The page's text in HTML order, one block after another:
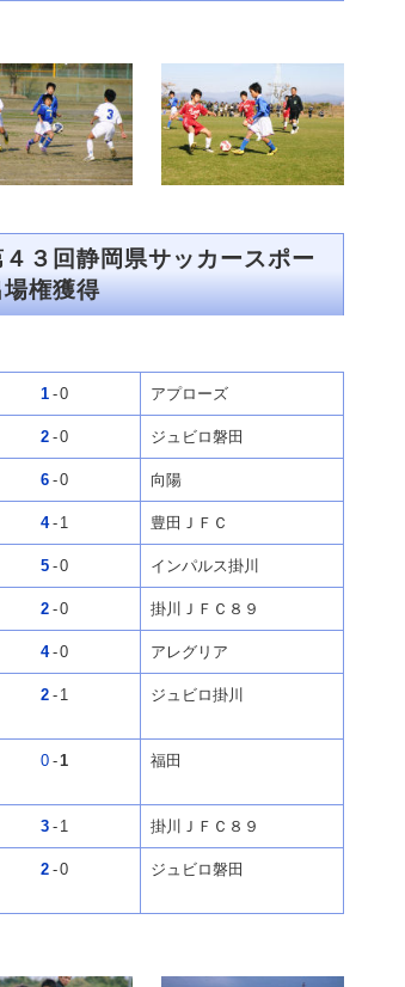
３回静岡県サッカースポー
権獲得
1 -0 アプローズ
2 -0 ジュビロ磐田
6 -0 向陽
4- 1 豊田ＪＦＣ
5 -0 インパルス掛川
2 -0 掛川ＪＦＣ８９
4-0 アレグリア
2 - 1 ジュビロ掛川
0 -1 福田
3 - 1 掛川ＪＦＣ８９
2 -0 ジュビロ磐田